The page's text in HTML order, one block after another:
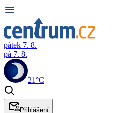
pátek 7. 8.
pá 7. 8.
21°C
Přihlášení